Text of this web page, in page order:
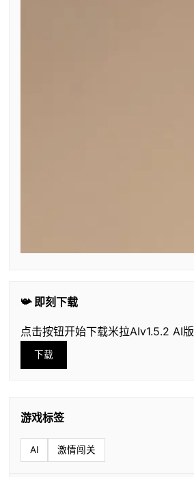
📯 即刻下载
点击按钮开始下载米拉AIv1.5.2 AI版
下载
游戏标签
AI 激情闯关